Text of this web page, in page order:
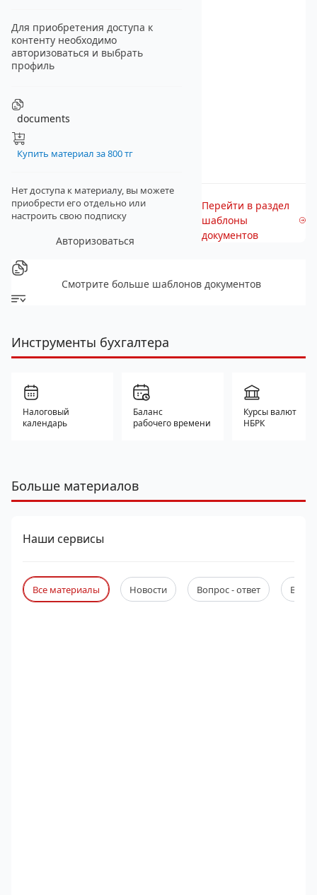
Для приобретения доступа к
контенту необходимо
авторизоваться и выбрать
профиль
documents
Купить материал за 800 тг
Нет доступа к материалу, вы можете
приобрести его отдельно или
настроить свою подписку
Авторизоваться
Перейти в раздел
шаблоны
документов
Смотрите больше шаблонов документов
Инструменты бухгалтера
Налоговый
календарь
Баланс
рабочего времени
Курсы валют
НБРК
Больше материалов
Наши сервисы
Все материалы Новости Вопрос - ответ